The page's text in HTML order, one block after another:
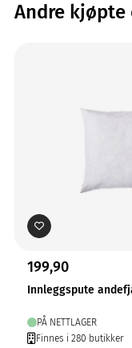
Andre kjøpte
199,90
Innleggspute
PÅ NETTLAGER
Finnes i 280 butikker